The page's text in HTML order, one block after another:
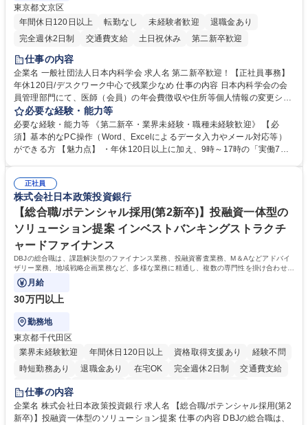
東京都文京区
年間休日120日以上
転勤なし 未経験者歓迎
退職金あり
完全週休2日制
交通費支給 土日祝休み 第二新卒歓迎
仕事の内容
企業名 一般社団法人日本内科学会 求人名 第二新卒歓迎！【正社員事務】
年休120日/デスクワーク中心で残業少なめ 仕事の内容 日本内科学会の会
員管理部門にて、医師（会員）の年会費徴収や住所等個人情報の変更シス
テム入力、電話・FAX対応をお任せします。将来的には、各種委員会の運
営事務局業務などにも幅広く携わっていただきます。 【会員管理・データ
入力業務】 ・医師（会員）の住所変更、個人情報のシステム登録・更新
・年会費の徴収管理や入金データの照合確認 【問い合わせ対応】 ・会員
年休120日/デスクワーク中心で残業少なめ
必要な経験・能力等
必要な経験・能力等 《第二新卒・業界未経験・職種未経験歓迎》 【必
須】基本的なPC操作（Word、Excelによるデータ入力やメール対応等）
ができる方 【魅力点】 ・年休120日以上に加え、9時～17時の「実働7時
整、資料作成、当日の運営サポート 学歴・資格 学歴：大学院 大学 語学
力： 資格：
正社員
株式会社日本政策投資銀行
【総合職/ポテンシャル採用(第2新卒)】投融資一体型の
ソリューション提案 インベストバンキングストラクチ
ャードファイナンス
DBJの総合職は、課題解決型のファイナンス業務、投融資審査業務、M＆Aなどアドバイ
ザリー業務、地域戦略企画業務など、多様な業務に精通し、複数の専門性を掛け合わせて
広く社会に貢献していく職種です。
月給
30万円以上
勤務地
東京都千代田区
業界未経験歓迎
年間休日120日以上 資格取得支援あり
経験不問
時短勤務あり
退職金あり 在宅OK 完全週休2日制
交通費支給
駅近5分以内
食事補助あり
託児所あり
仕事の内容
企業名 株式会社日本政策投資銀行 求人名 【総合職/ポテンシャル採用(第2
新卒)】投融資一体型のソリューション提案 仕事の内容 DBJの総合職は、